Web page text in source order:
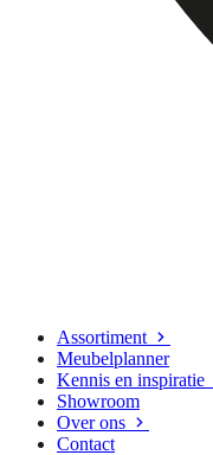
Assortiment
Meubelplanner
Kennis en inspiratie
Showroom
Over ons
Contact